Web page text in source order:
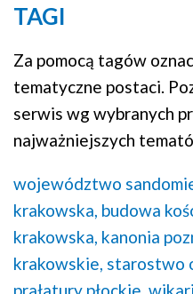
TAGI
Za pomocą tagów
tematyczne postaci.
serwis wg wybranych
najważniejszych
województwo
krakowska, budowa
krakowska, kanonia
krakowskie, starostwo